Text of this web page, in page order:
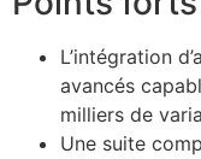
L’intégration
avancés
milliers de
Une suite